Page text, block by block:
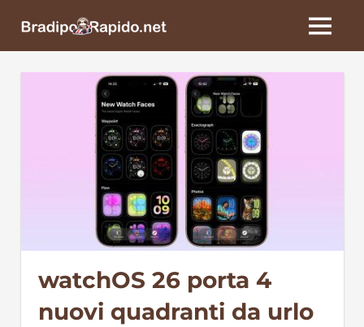
BradipoRapido.net
MENU
watchOS 26 porta 4
nuovi quadranti da urlo